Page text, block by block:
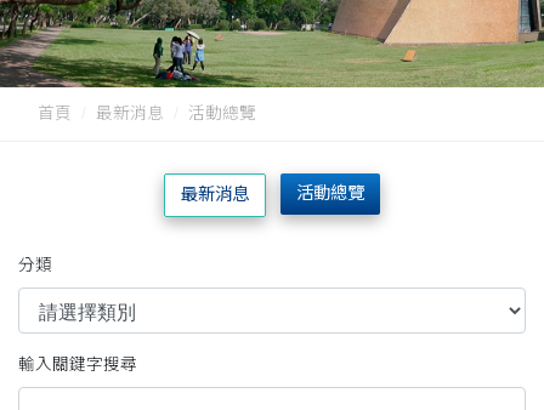
首頁 最新消息 活動總覽
最新消息 活動總覽
分類
輸入關鍵字搜尋